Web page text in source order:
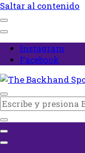
Saltar al contenido
Instagram
Facebook
The
Inicio
¿Buscas
algo?